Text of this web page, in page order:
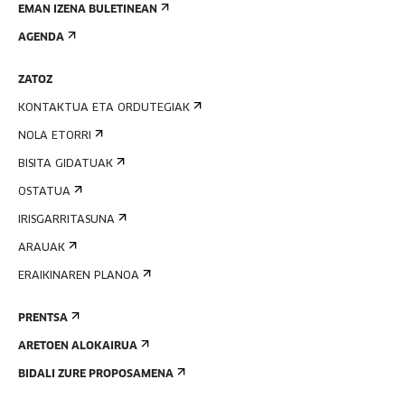
EMAN IZENA BULETINEAN
AGENDA
ZATOZ
KONTAKTUA ETA ORDUTEGIAK
NOLA ETORRI
BISITA GIDATUAK
OSTATUA
IRISGARRITASUNA
ARAUAK
ERAIKINAREN PLANOA
PRENTSA
ARETOEN ALOKAIRUA
BIDALI ZURE PROPOSAMENA